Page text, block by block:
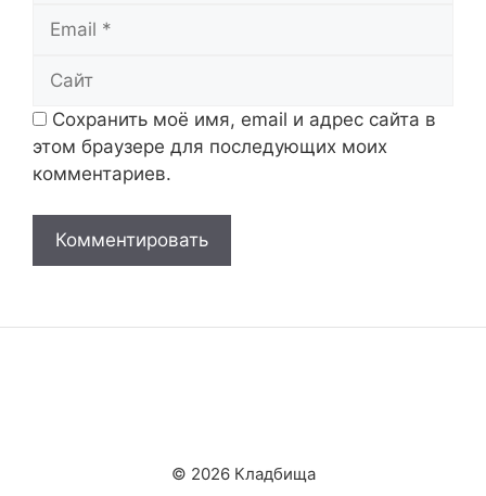
Сохранить моё имя, email и адрес сайта в
этом браузере для последующих моих
комментариев.
© 2026 Кладбища